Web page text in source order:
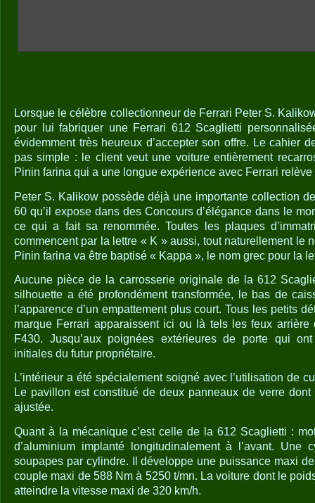
Lorsque le célèbre collectionneur de Ferrari Peter S.
pour lui fabriquer une Ferrari 612 Scaglietti
évidemment très heureux d’accepter son offre. Le cahier
pas simple : le client veut une voiture entièrement
Pinin farina qui a une longue expérience avec Ferrari relève
Peter S. Kalikow possède déjà une importante collection
60 qu’il expose dans des Concours d’élégance dans le
ce qui a fait sa renommée. Toutes les plaques
commencent par la lettre « K » aussi, tout naturellement le
Pinin farina va être baptisé « Kappa », le nom grec pour la
Aucune pièce de la carrosserie originale de la 612
silhouette a été profondément transformée, le bas de
l’apparence d’un empattement plus court. Tous les petits
marque Ferrari apparaissent ici ou là tels les feux
F430. Jusqu’aux poignées extérieures de porte qui
initiales du futur propriétaire.
L’intérieur a été spécialement soigné avec l’utilisation de
Le pavillon est constitué de deux panneaux de verre
ajustée.
Quant à la mécanique c’est celle de la 612 Scaglietti :
d’aluminium implanté longitudinalement à l’avant.
soupapes par cylindre. Il développe une puissance maxi
couple maxi de 588 Nm à 5250 t/mn. La voiture dont le
atteindre la vitesse maxi de 320 km/h.